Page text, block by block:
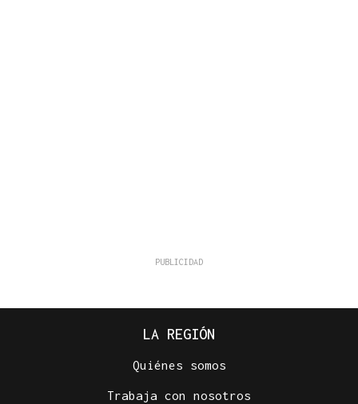
LA REGIÓN
Quiénes somos
Trabaja con nosotros